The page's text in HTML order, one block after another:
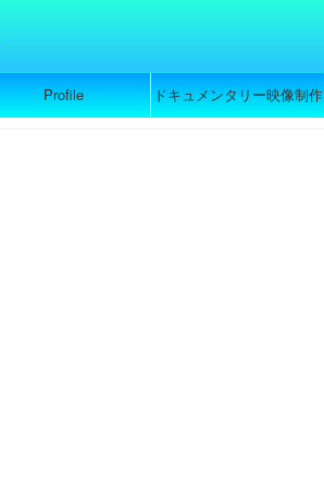
Profile ドキュメンタリー映像制作